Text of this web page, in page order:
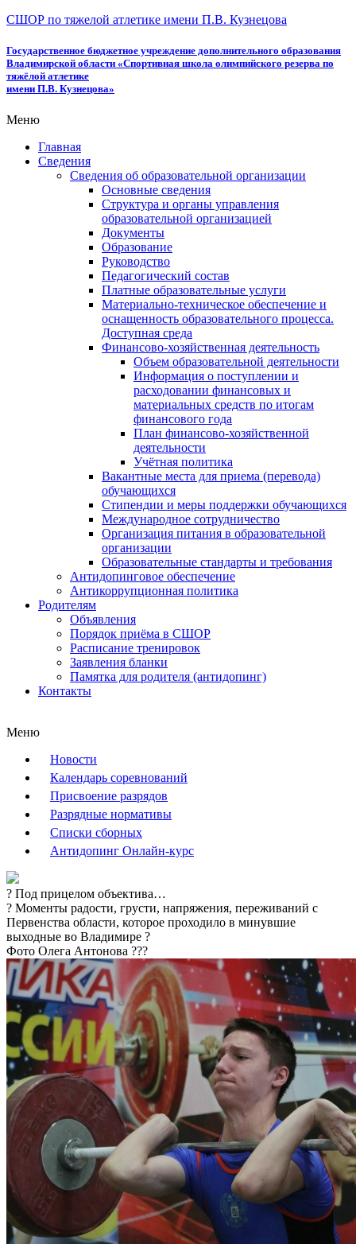
СШОР по тяжелой атлетике имени П.В. Кузнецова
Государственное бюджетное учреждение дополнительного образования
Владимирской области «Спортивная школа олимпийского резерва по
тяжёлой атлетике
имени П.В. Кузнецова»
Меню
Главная
Сведения
Сведения об образовательной организации
Основные сведения
Структура и органы управления
образовательной организацией
Документы
Образование
Руководство
Педагогический состав
Платные образовательные услуги
Материально-техническое обеспечение и
оснащенность образовательного процесса.
Доступная среда
Финансово-хозяйственная деятельность
Объем образовательной деятельности
Информация о поступлении и
расходовании финансовых и
материальных средств по итогам
финансового года
План финансово-хозяйственной
деятельности
Учётная политика
Вакантные места для приема (перевода)
обучающихся
Стипендии и меры поддержки обучающихся
Международное сотрудничество
Организация питания в образовательной
организации
Образовательные стандарты и требования
Антидопинговое обеспечение
Антикоррупционная политика
Родителям
Объявления
Порядок приёма в СШОР
Расписание тренировок
Заявления бланки
Памятка для родителя (антидопинг)
Контакты
Меню
Новости
Календарь соревнований
Присвоение разрядов
Разрядные нормативы
Списки сборных
Антидопинг Онлайн-курс
? Под прицелом объектива…
? Моменты радости, грусти, напряжения, переживаний с
Первенства области, которое проходило в минувшие
выходные во Владимире ?️
Фото Олега Антонова ???